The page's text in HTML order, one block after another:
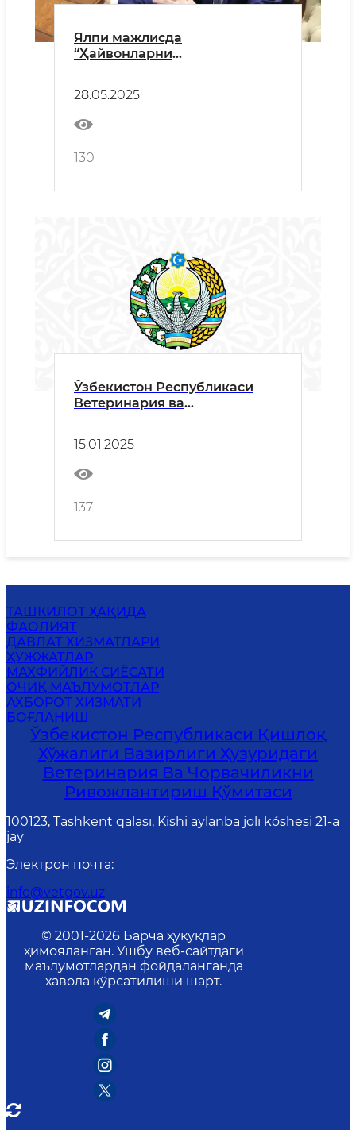
Ялпи мажлисда
“Ҳайвонларни
тўғрисида”ги Қонун кўриб
чиқилди.
28.05.2025
130
Ўзбекистон Республикаси
Ветеринария ва
Ҳайъат йиғилишининг
қарори
15.01.2025
137
ТАШКИЛОТ ҲАҚИДА
ФАОЛИЯТ
ДАВЛАТ ХИЗМАТЛАРИ
ҲУЖЖАТЛАР
МАХФИЙЛИК СИЁСАТИ
ОЧИҚ МАЪЛУМОТЛАР
АХБОРОТ ХИЗМАТИ
БОҒЛАНИШ
Ўзбекистон Республикаси Қишлоқ
Хўжалиги Вазирлиги Ҳузуридаги
Ветеринария Ва Чорвачиликни
Ривожлантириш Қўмитаси
100123, Tashkent qalası, Kishi aylanba jolı kóshesi 21-a
jay
Электрон почта:
info@vetgov.uz
© 2001-2026 Барча ҳуқуқлар
ҳимояланган. Ушбу веб-сайтдаги
маълумотлардан фойдаланганда
ҳавола кўрсатилиши шарт.